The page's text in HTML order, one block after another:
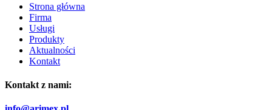
Strona główna
Firma
Usługi
Produkty
Aktualności
Kontakt
Kontakt z nami: